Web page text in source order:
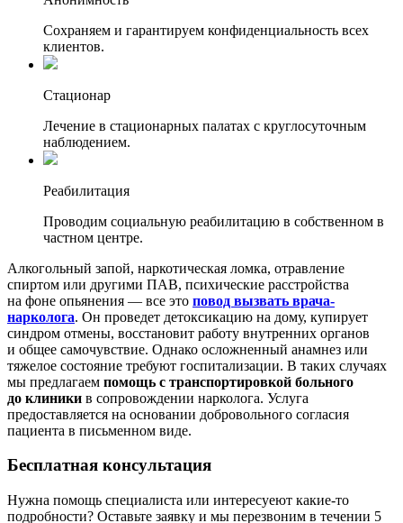
Сохраняем и гарантируем конфиденциальность всех
клиентов.
Стационар
Лечение в стационарных палатах с круглосуточным
наблюдением.
Реабилитация
Проводим социальную реабилитацию в собственном в
частном центре.
Алкогольный запой, наркотическая ломка, отравление
спиртом или другими ПАВ, психические расстройства
на фоне опьянения — все это повод вызвать врача-
нарколога. Он проведет детоксикацию на дому, купирует
синдром отмены, восстановит работу внутренних органов
и общее самочувствие. Однако осложненный анамнез или
тяжелое состояние требуют госпитализации. В таких случаях
мы предлагаем помощь с транспортировкой больного
до клиники в сопровождении нарколога. Услуга
предоставляется на основании добровольного согласия
пациента в письменном виде.
Бесплатная консультация
Нужна помощь специалиста или интересуеют какие-то
подробности? Оставьте заявку и мы перезвоним в течении 5